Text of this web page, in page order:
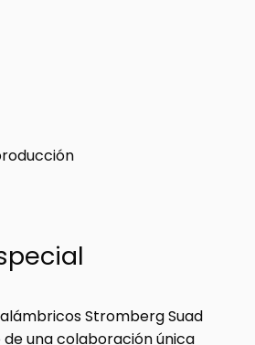
Stromberg Suad
una colaboración única